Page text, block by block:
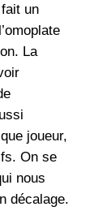
un
La
joueur,
On se
nous
décalage.